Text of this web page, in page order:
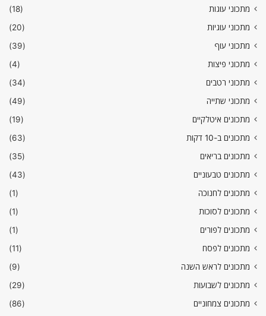
מתכוני עוגות
(18)
מתכוני עוגיות
(20)
מתכוני עוף
(39)
מתכוני פיצות
(4)
מתכוני רטבים
(34)
מתכוני שתייה
(49)
מתכונים איטלקיים
(19)
מתכונים ב-10 דקות
(63)
מתכונים בריאים
(35)
מתכונים טבעוניים
(43)
מתכונים לחנוכה
(1)
מתכונים לסוכות
(1)
מתכונים לפורים
(1)
מתכונים לפסח
(11)
מתכונים לראש השנה
(9)
מתכונים לשבועות
(29)
מתכונים צמחוניים
(86)